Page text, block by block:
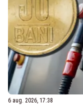
6 aug. 2026, 17:38